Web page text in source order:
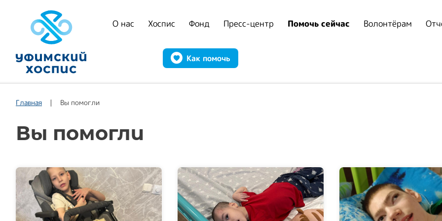
О нас Хоспис Фонд Пресс-центр Помочь сейчас Волонтёрам
Как помочь
Главная Вы помогли
Вы помогли